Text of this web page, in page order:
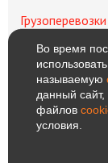
Во время
называемую
данный
файлов
условия.